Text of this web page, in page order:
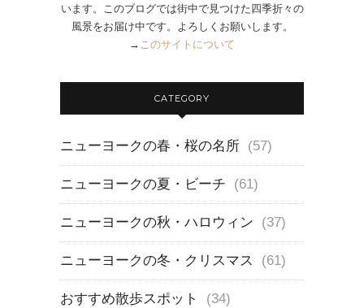
います。このブログでは街中で見つけた四季折々の
風景をお届け中です。よろしくお願いします。
→ このサイトについて
CATEGORY
ニューヨークの春・桜の名所 (57)
ニューヨークの夏・ビーチ (61)
ニューヨークの秋・ハロウィン (37)
ニューヨークの冬・クリスマス (61)
おすすめ散歩スポット (34)